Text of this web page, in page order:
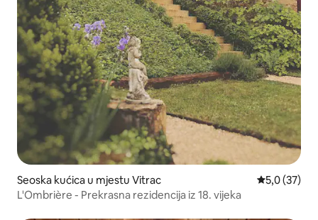
Seoska kućica u mjestu Vitrac Prosječna
5,0 (37)
L'Ombrière - Prekrasna rezidencija iz 18. vijeka